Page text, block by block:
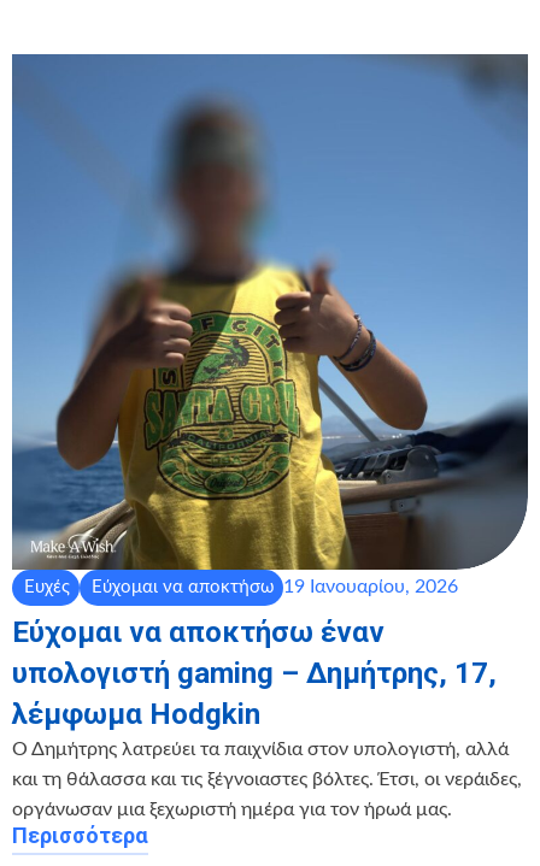
Ευχές Εύχομαι να αποκτήσω 19 Ιανουαρίου, 2026
Εύχομαι να αποκτήσω έναν
υπολογιστή gaming – Δημήτρης, 17,
λέμφωμα Hodgkin
Ο Δημήτρης λατρεύει τα παιχνίδια στον υπολογιστή, αλλά
και τη θάλασσα και τις ξέγνοιαστες βόλτες. Έτσι, οι νεράιδες,
οργάνωσαν μια ξεχωριστή ημέρα για τον ήρωά μας.
Περισσότερα